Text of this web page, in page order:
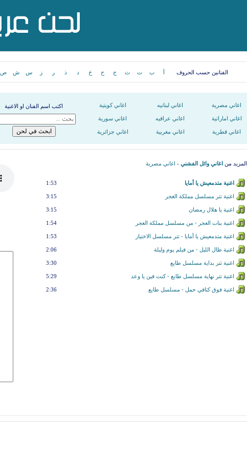
الفنانين حسب الحروف أ ب ت ث ج ح خ د ذ ر ز س ش ص
اغاني مصرية اغاني لبنانيه اغاني كويتية اكتب اسم الفنان او الاغنية
اغاني اماراتية اغاني عراقيه اغاني سورية
اغاني قطرية اغاني مغربية اغاني جزائرية
المزيد من اغاني وائل الفشني - اغاني مصرية
اغنية متدمعيش يا أمايا 1:53
اغنية تتر مسلسل مملكة الغجر 3:15
اغنية يا هلال رمضان 3:15
اغنية بنات الغجر - من مسلسل مملكة الغجر 1:54
اغنية متدمعيش يا أمايا - تتر مسلسل الاختيار 1:53
اغنية طال الليل - من فيلم يوم وليلة 2:06
اغنية تتر بداية مسلسل طايع 3:30
اغنية تتر نهاية مسلسل طايع - كنت فين يا وعد 5:29
اغنية فوق كتافي حمل - مسلسل طايع 2:36